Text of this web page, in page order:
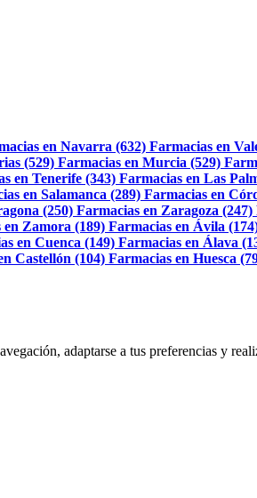
en Navarra (632) Farmacias en
(529) Farmacias en Murcia (529)
en Tenerife (343) Farmacias en Las
en Salamanca (289) Farmacias en
(250) Farmacias en Zaragoza (247)
en Zamora (189) Farmacias en Ávila
en Cuenca (149) Farmacias en Álava
Castellón (104) Farmacias en Huesca
adaptarse a tus preferencias y